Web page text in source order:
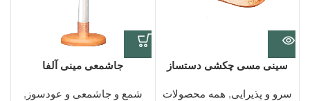
سینی مسی چکشی دستساز
سرو و پذیرایی, همه محصولات
جاشمعی مینی آلفا
شمع و جاشمعی و عودسوز ,